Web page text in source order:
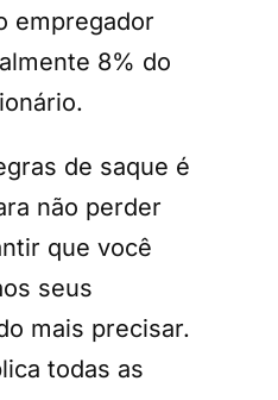
empregador
8% do
de saque é
não perder
que você
seus
mais precisar.
todas as